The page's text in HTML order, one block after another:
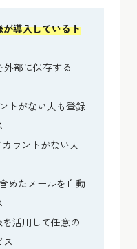
導入しているト
外部に保存する
トがない人も登録
ウントがない人
めたメールを自動
を活用して任意の